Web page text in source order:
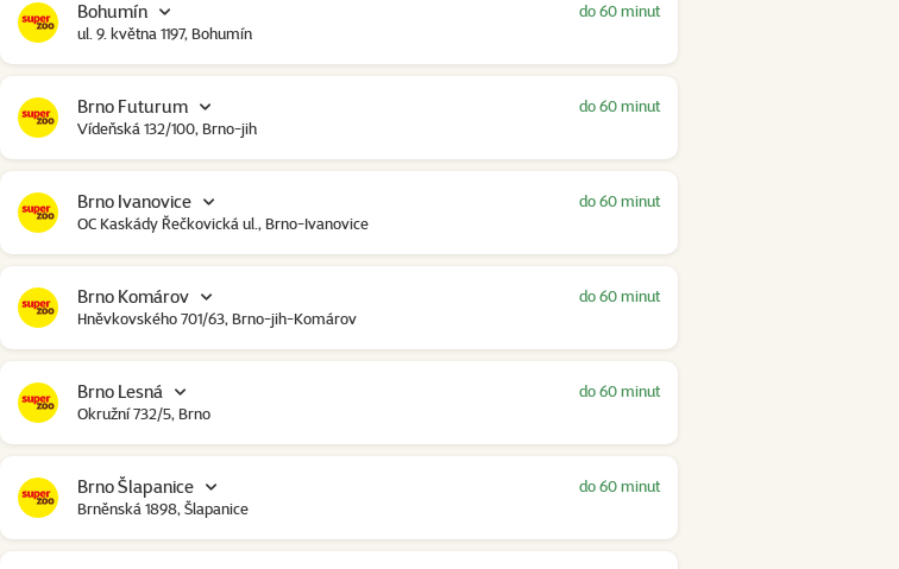
Bohumín
ul. 9. května 1197, Bohumín
do 60 minut
Brno Futurum
Vídeňská 132/100, Brno-jih
do 60 minut
Brno Ivanovice
OC Kaskády Řečkovická ul., Brno-Ivanovice
do 60 minut
Brno Komárov
Hněvkovského 701/63, Brno-jih-Komárov
do 60 minut
Brno Lesná
Okružní 732/5, Brno
do 60 minut
Brno Šlapanice
Brněnská 1898, Šlapanice
do 60 minut